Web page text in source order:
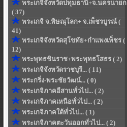
พระเกจิจังหวัดปทุมธานี+จ.นครนายก
( 37)
พระเกจิ จ.พิษณุโลก+ จ.เพ็ชรบูรณ์ (
41)
พระเกจิจังหวัดสุโขทัย+กำแพงเพ็ชร (
12)
พระพุทธชินราช+พระพุทธโสธร ( 2)
พระเกจิจังหวัดราชบุรี... ( 11)
พระกริ่ง-พระชัยวัฒน์... ( 0)
พระเกจิภาคอีสานทั่วไป... ( 2)
พระเกจิภาคเหนือทั่วไป... ( 2)
พระเกจิภาคใต้ทั่วไป... ( 1)
พระเกจิภาคตะวันออกทั่วไป... ( 2)